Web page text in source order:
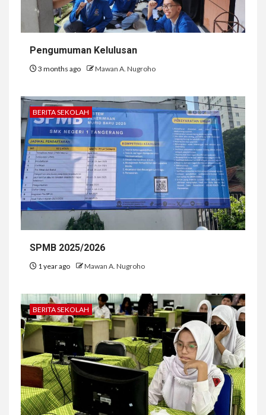
Pengumuman Kelulusan
3 months ago Mawan A. Nugroho
BERITA SEKOLAH
SPMB 2025/2026
1 year ago Mawan A. Nugroho
BERITA SEKOLAH